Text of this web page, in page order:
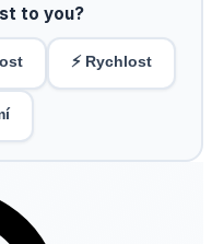
to you?
⚡ Rychlost